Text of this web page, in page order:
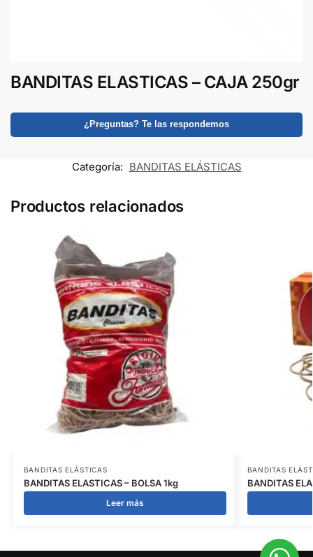
BANDITAS ELASTICAS – CAJA 250gr
¿Preguntas? Te las respondemos
Categoría: BANDITAS ELÁSTICAS
Productos relacionados
BANDITAS ELÁSTICAS
BANDITAS ELASTICAS – BOLSA 1kg
Leer más
BANDITAS
BANDITAS